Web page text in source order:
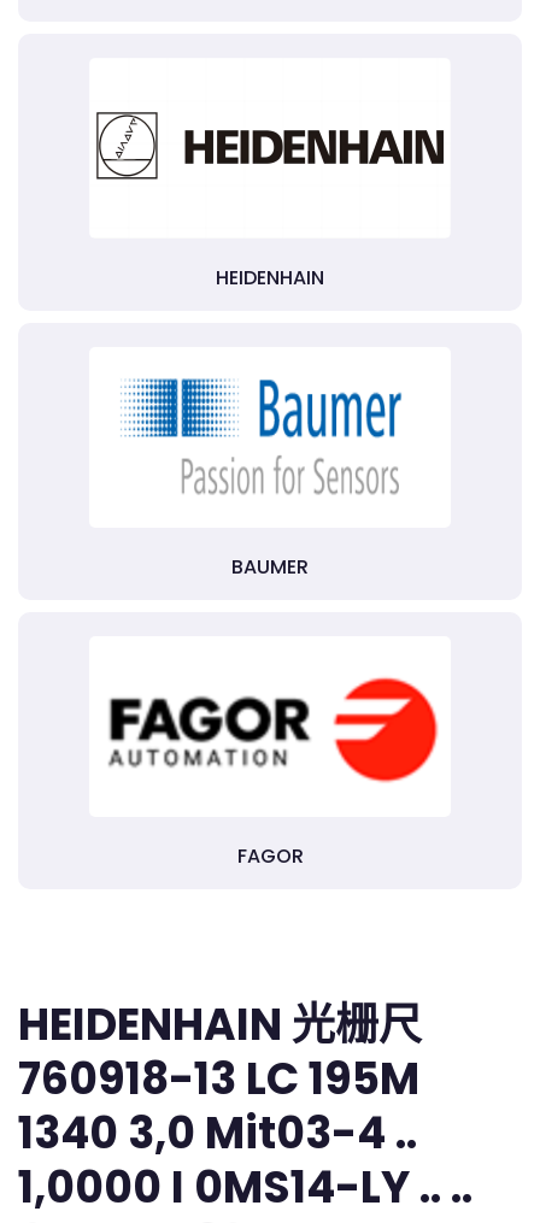
HEIDENHAIN
BAUMER
FAGOR
HEIDENHAIN 光栅尺
760918-13 LC 195M
1340 3,0 Mit03-4 ..
1,0000 I 0MS14-LY .. ..